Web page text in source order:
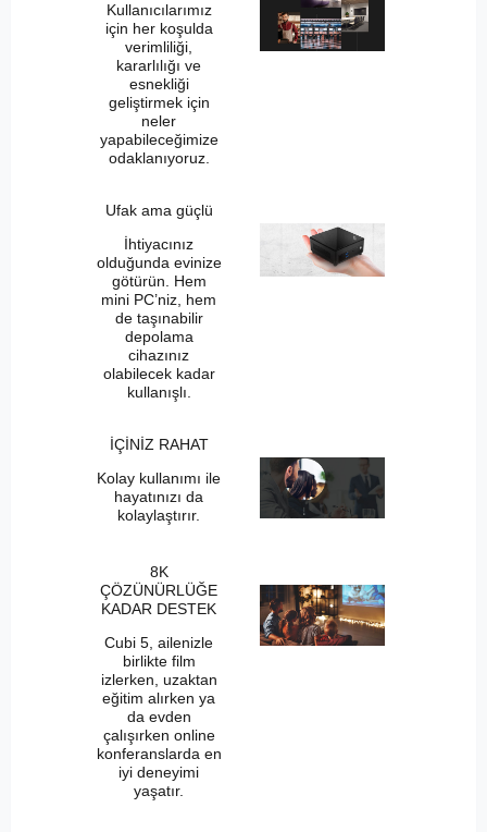
Kullanıcılarımız
için her koşulda
verimliliği,
kararlılığı ve
esnekliği
geliştirmek için
neler
yapabileceğimize
odaklanıyoruz.
Ufak ama güçlü
İhtiyacınız
olduğunda evinize
götürün. Hem
mini PC’niz, hem
de taşınabilir
depolama
cihazınız
olabilecek kadar
kullanışlı.
İÇİNİZ RAHAT
Kolay kullanımı ile
hayatınızı da
kolaylaştırır.
8K
ÇÖZÜNÜRLÜĞE
KADAR DESTEK
Cubi 5, ailenizle
birlikte film
izlerken, uzaktan
eğitim alırken ya
da evden
çalışırken online
konferanslarda en
iyi deneyimi
yaşatır.